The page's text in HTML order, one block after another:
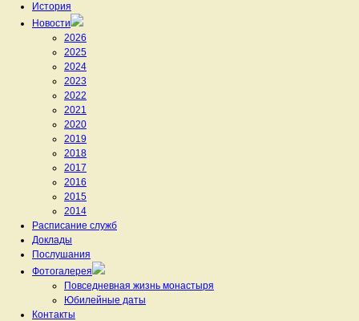
История
Новости
2026
2025
2024
2023
2022
2021
2020
2019
2018
2017
2016
2015
2014
Расписание служб
Доклады
Послушания
Фотогалерея
Повседневная жизнь монастыря
Юбилейные даты
Контакты